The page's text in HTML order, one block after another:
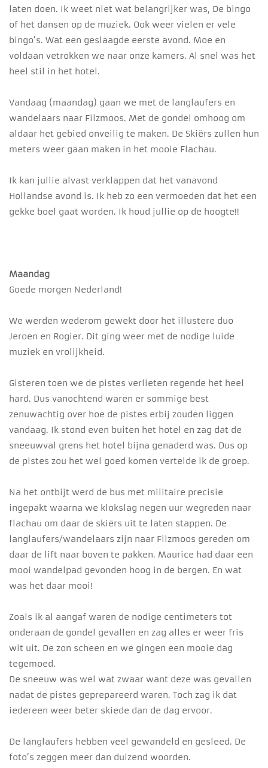
laten doen. Ik weet niet wat belangrijker was, De bingo
of het dansen op de muziek. Ook weer vielen er vele
bingo’s. Wat een geslaagde eerste avond. Moe en
voldaan vetrokken we naar onze kamers. Al snel was het
heel stil in het hotel.
Vandaag (maandag) gaan we met de langlaufers en
wandelaars naar Filzmoos. Met de gondel omhoog om
aldaar het gebied onveilig te maken. De Skiërs zullen hun
meters weer gaan maken in het mooie Flachau.
Ik kan jullie alvast verklappen dat het vanavond
Hollandse avond is. Ik heb zo een vermoeden dat het een
gekke boel gaat worden. Ik houd jullie op de hoogte!!
Maandag
Goede morgen Nederland!
We werden wederom gewekt door het illustere duo
Jeroen en Rogier. Dit ging weer met de nodige luide
muziek en vrolijkheid.
Gisteren toen we de pistes verlieten regende het heel
hard. Dus vanochtend waren er sommige best
zenuwachtig over hoe de pistes erbij zouden liggen
vandaag. Ik stond even buiten het hotel en zag dat de
sneeuwval grens het hotel bijna genaderd was. Dus op
de pistes zou het wel goed komen vertelde ik de groep.
Na het ontbijt werd de bus met militaire precisie
ingepakt waarna we klokslag negen uur wegreden naar
flachau om daar de skiërs uit te laten stappen. De
langlaufers/wandelaars zijn naar Filzmoos gereden om
daar de lift naar boven te pakken. Maurice had daar een
mooi wandelpad gevonden hoog in de bergen. En wat
was het daar mooi!
Zoals ik al aangaf waren de nodige centimeters tot
onderaan de gondel gevallen en zag alles er weer fris
wit uit. De zon scheen en we gingen een mooie dag
tegemoed.
De sneeuw was wel wat zwaar want deze was gevallen
nadat de pistes geprepareerd waren. Toch zag ik dat
iedereen weer beter skiede dan de dag ervoor.
De langlaufers hebben veel gewandeld en gesleed. De
foto’s zeggen meer dan duizend woorden.